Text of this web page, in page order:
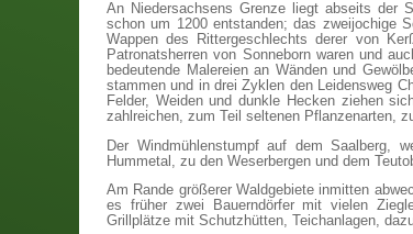
An Niedersachsens Grenze liegt abseits der
schon um 1200 entstanden; das zweijochige
Wappen des Rittergeschlechts derer von
Patronatsherren von Sonneborn waren und
bedeutende Malereien an Wänden und
stammen und in drei Zyklen den Leidensweg
Felder, Weiden und dunkle Hecken ziehen
zahlreichen, zum Teil seltenen Pflanzenarten,
Der Windmühlenstumpf auf dem Saalberg,
Hummetal, zu den Weserbergen und dem
Am Rande größerer Waldgebiete inmitten
es früher zwei Bauerndörfer mit vielen
Grillplätze mit Schutzhütten, Teichanlagen,